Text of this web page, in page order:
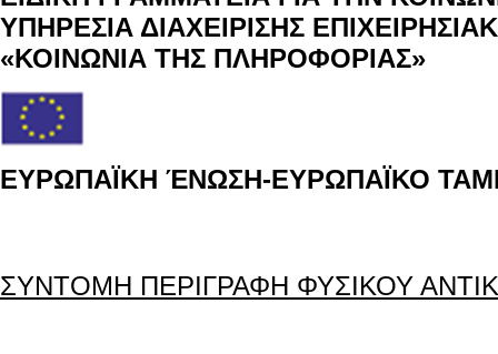
ΥΠΗΡΕΣΙΑ ΔΙΑΧΕΙΡΙΣΗΣ
«ΚΟΙΝΩΝΙΑ ΤΗΣ ΠΛΗΡΟΦΟΡΙΑΣ»
ΕΥΡΩΠΑΪΚΗ ΈΝΩΣΗ-ΕΥΡΩΠΑΪΚΟ
ΣΥΝΤΟΜΗ ΠΕΡΙΓΡΑΦΗ ΦΥΣΙΚΟΥ